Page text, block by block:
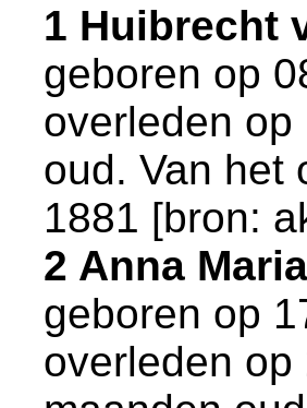
1 Huibrecht
geboren op
overleden
oud. Van het
1881 [bron:
2 Anna
geboren op
overleden